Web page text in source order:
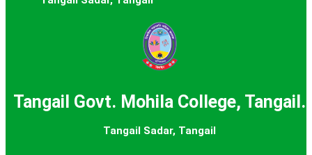
Tangail Govt. Mohila College, Tangail.
Tangail Sadar, Tangail